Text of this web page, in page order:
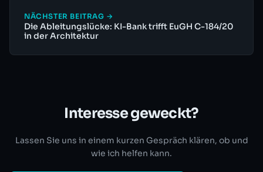
NÄCHSTER BEITRAG →
Die Ableitungslücke: KI-Bank trifft EuGH C-184/20
in der Architektur
Interesse geweckt?
Lassen Sie uns in einem kurzen Gespräch klären, ob und
wie ich helfen kann.